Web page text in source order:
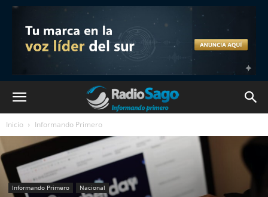
Inicio Informando Primero
Informando Primero Nacional